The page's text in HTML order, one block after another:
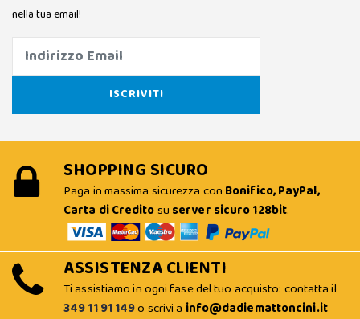
nella tua email!
SHOPPING SICURO
Paga in massima sicurezza con Bonifico, PayPal,
Carta di Creditosu server sicuro 128bit.
ASSISTENZA CLIENTI
Ti assistiamo in ogni fase del tuo acquisto: contatta il
349 11 91 149o scrivi a info@dadiemattoncini.it